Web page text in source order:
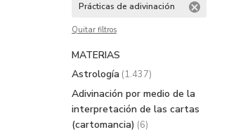
Prácticas de adivinación
Quitar filtros
MATERIAS
Astrología (1.437)
Adivinación por medio de la
interpretación de las cartas
(cartomancia) (6)